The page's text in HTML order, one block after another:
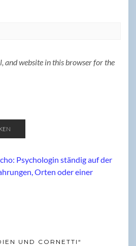
and website in this browser for the
UND CORNETTI“